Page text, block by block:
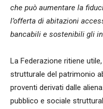
che può aumentare la
l’offerta di abitazioni
bancabili e sostenibili gli
La Federazione ritiene
strutturale del patrimonio
proventi derivati dalle
pubblico e sociale